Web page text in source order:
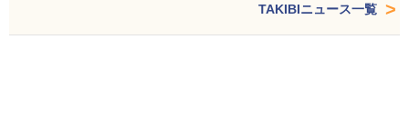
TAKIBIニュース一覧